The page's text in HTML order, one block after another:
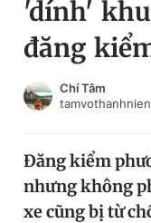
Chuyên mục khác
Chào ngày mới
Video
Tin đã lưu
Tin đã xem
'dính'
đăng
Chí Tâm
Đăng kiểm
nhưng không
xe cũng bị từ